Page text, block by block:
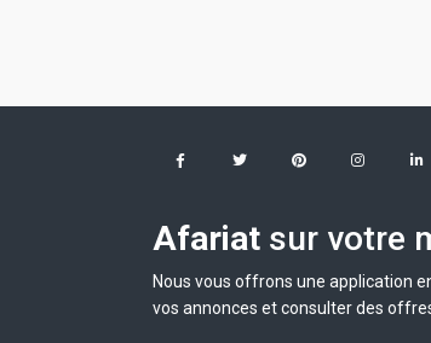
Afariat sur votre
Nous vous offrons une application
vos annonces et consulter des